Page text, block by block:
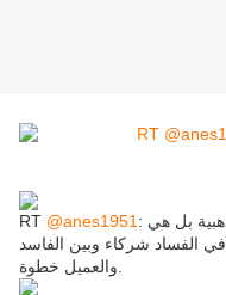
RT @anes1951 : المشكلة في العراق ليست مشكلة مذهبية بل هي
الفساد شركاء وبين الفاسد